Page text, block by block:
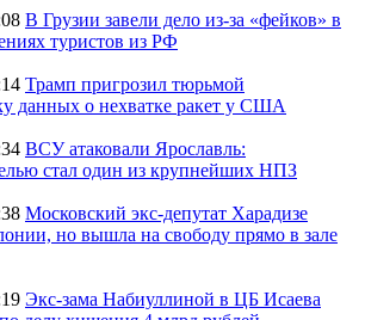
В Грузии завели дело из-за «фейков» в
туристов из РФ
Трамп пригрозил тюрьмой
данных о нехватке ракет у США
ВСУ атаковали Ярославль:
стал один из крупнейших НПЗ
Московский экс-депутат Харадизе
но вышла на свободу прямо в зале
Экс-зама Набиуллиной в ЦБ Исаева